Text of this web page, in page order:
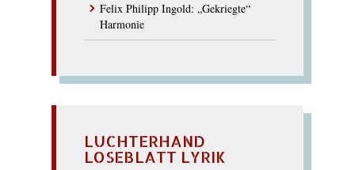
Felix Philipp Ingold: „Gekriegte“
Harmonie
LUCHTERHAND
LOSEBLATT LYRIK